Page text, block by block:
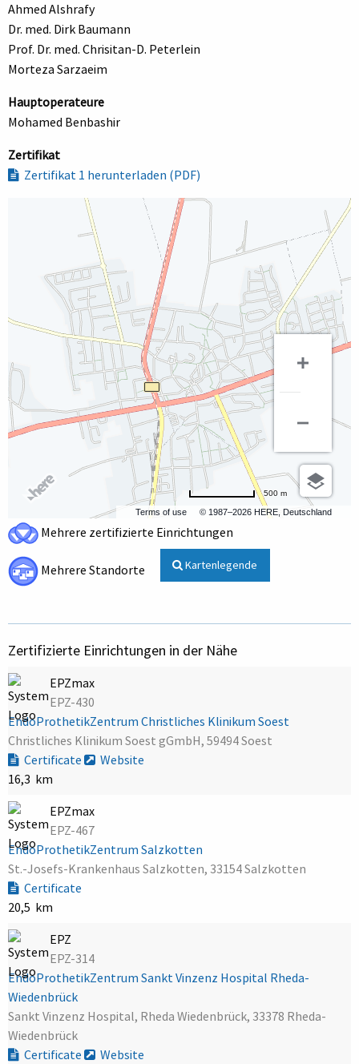
Ahmed Alshrafy
Dr. med. Dirk Baumann
Prof. Dr. med. Chrisitan-D. Peterlein
Morteza Sarzaeim
Hauptoperateure
Mohamed Benbashir
Zertifikat
Zertifikat 1 herunterladen (PDF)
Terms of use © 1987–2026 HERE, Deutschland
500 m
Mehrere zertifizierte Einrichtungen
Mehrere Standorte Kartenlegende
Zertifizierte Einrichtungen in der Nähe
EPZmax
EPZ-430
EndoProthetikZentrum Christliches Klinikum Soest
Christliches Klinikum Soest gGmbH, 59494 Soest
Certificate
Website
16,3 km
EPZmax
EPZ-467
EndoProthetikZentrum Salzkotten
St.-Josefs-Krankenhaus Salzkotten, 33154 Salzkotten
Certificate
20,5 km
EPZ
EPZ-314
EndoProthetikZentrum Sankt Vinzenz Hospital Rheda-
Wiedenbrück
Sankt Vinzenz Hospital, Rheda Wiedenbrück, 33378 Rheda-
Wiedenbrück
Certificate
Website